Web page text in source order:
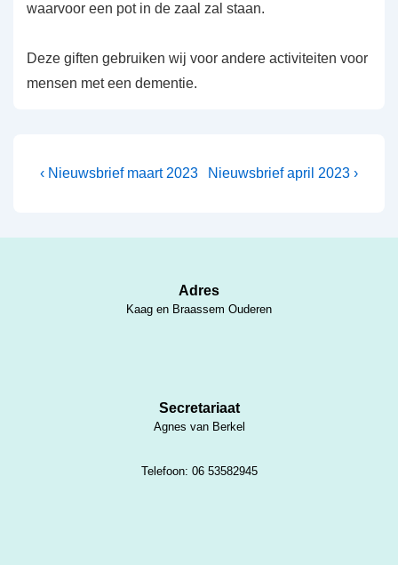
waarvoor een pot in de zaal zal staan.
Deze giften gebruiken wij voor andere activiteiten voor
mensen met een dementie.
Bericht
Vorig
‹ Nieuwsbrief maart 2023
Volgende
Nieuwsbrief april 2023 ›
Adres
Kaag en Braassem Ouderen
Secretariaat
Agnes van Berkel
Telefoon: 06 53582945